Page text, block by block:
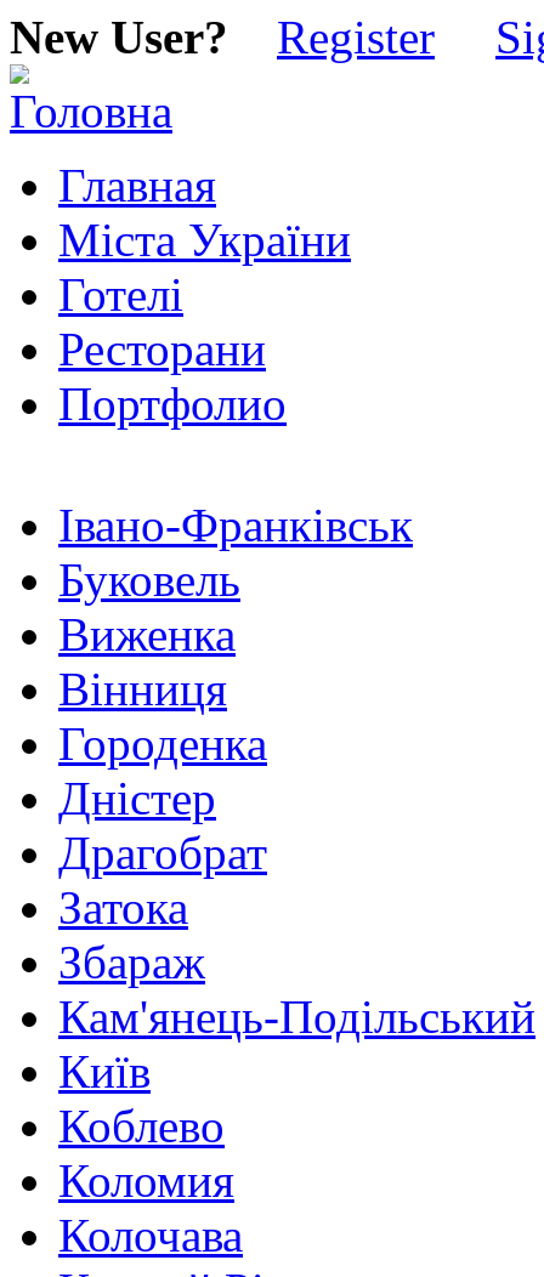
New User? Register
Главная
Міста України
Готелі
Ресторани
Портфолио
Івано-Франківськ
Буковель
Виженка
Вінниця
Городенка
Дністер
Драгобрат
Затока
Збараж
Кам'янець-Подільський
Київ
Коблево
Коломия
Колочава